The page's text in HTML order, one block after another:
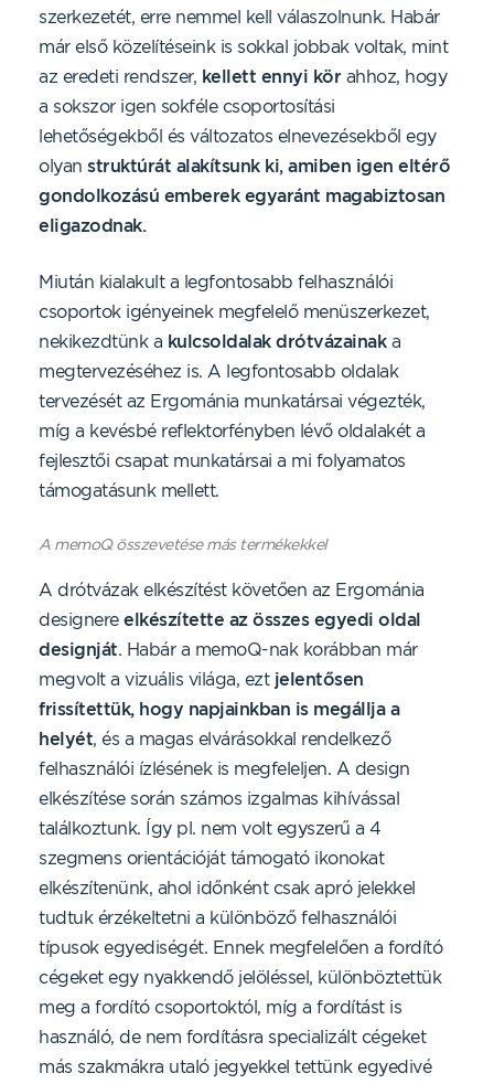
szerkezetét, erre nemmel kell válaszolnunk. Habár
már első közelítéseink is sokkal jobbak voltak, mint
az eredeti rendszer, kellett ennyi körahhoz, hogy
a sokszor igen sokféle csoportosítási
lehetőségekből és változatos elnevezésekből egy
olyan struktúrát alakítsunk ki, amiben igen eltérő
gondolkozású emberek egyaránt magabiztosan
eligazodnak.
Miután kialakult a legfontosabb felhasználói
csoportok igényeinek megfelelő menüszerkezet,
nekikezdtünk a kulcsoldalak drótvázainaka
megtervezéséhez is. A legfontosabb oldalak
tervezését az Ergománia munkatársai végezték,
míg a kevésbé reflektorfényben lévő oldalakét a
fejlesztői csapat munkatársai a mi folyamatos
támogatásunk mellett.
A memoQ összevetése más termékekkel
A drótvázak elkészítést követően az Ergománia
designere elkészítette az összes egyedi oldal
designját. Habár a memoQ-nak korábban már
megvolt a vizuális világa, ezt jelentősen
frissítettük, hogy napjainkban is megállja a
helyét, és a magas elvárásokkal rendelkező
felhasználói ízlésének is megfeleljen. A design
elkészítése során számos izgalmas kihívással
találkoztunk. Így pl. nem volt egyszerű a 4
szegmens orientációját támogató ikonokat
elkészítenünk, ahol időnként csak apró jelekkel
tudtuk érzékeltetni a különböző felhasználói
típusok egyediségét. Ennek megfelelően a fordító
cégeket egy nyakkendő jelöléssel, különböztettük
meg a fordító csoportoktól, míg a fordítást is
használó, de nem fordításra specializált cégeket
más szakmákra utaló jegyekkel tettünk egyedivé